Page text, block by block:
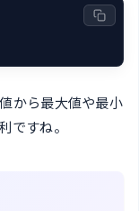
から最大値や最小
ですね。